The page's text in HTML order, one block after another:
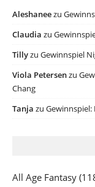
Aleshaneezu
Claudia zu
Tillyzu Gewinnspiel
Viola Petersenzu
Chang
Tanja zu Gewinnspiel:
All Age Fantasy